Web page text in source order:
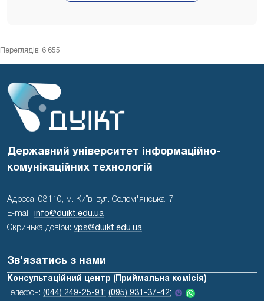
Переглядів: 6 655
Державний університет інформаційно-
комунікаційних технологій
Адреса: 03110, м. Київ, вул. Солом'янська, 7
E-mail:
info@duikt.edu.ua
Скринька довіри: vps@duikt.edu.ua
Зв'язатись з нами
Консультаційний центр (Приймальна комісія)
Телефон: (044) 249-25-91; (095) 931-37-42;